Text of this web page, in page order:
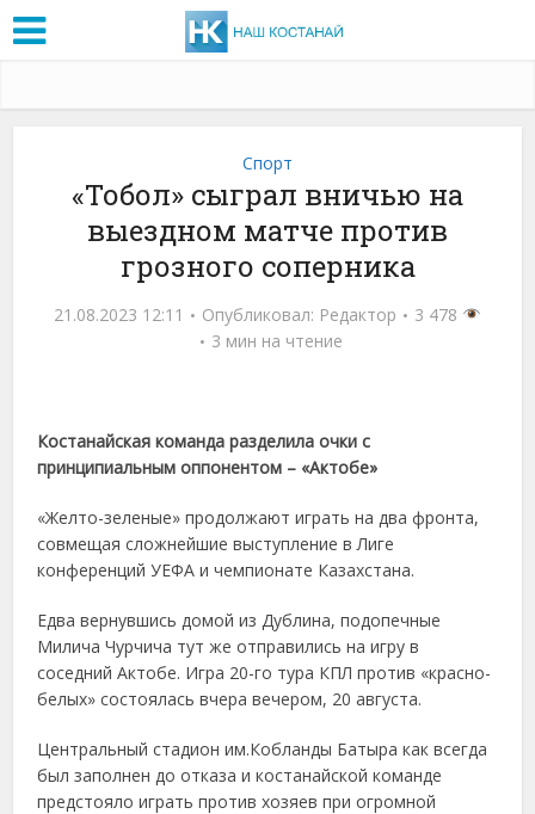
Спорт
«Тобол» сыграл вничью на
выездном матче против
грозного соперника
21.08.2023 12:11 Опубликовал: Редактор
3 478
3 мин на чтение
Костанайская команда разделила очки с
принципиальным оппонентом – «Актобе»
«Желто-зеленые» продолжают играть на два фронта,
совмещая сложнейшие выступление в Лиге
конференций УЕФА и чемпионате Казахстана.
Едва вернувшись домой из Дублина, подопечные
Милича Чурчича тут же отправились на игру в
соседний Актобе. Игра 20-го тура КПЛ против «красно-
белых» состоялась вчера вечером, 20 августа.
Центральный стадион им.Кобланды Батыра как всегда
был заполнен до отказа и костанайской команде
предстояло играть против хозяев при огромной